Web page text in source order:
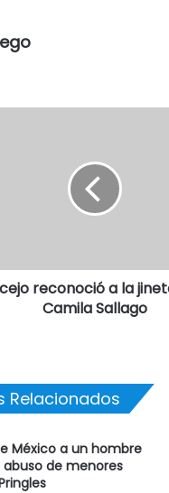
reconoció a la
Camila Sallago
Relacionados
México a un hombre
de menores